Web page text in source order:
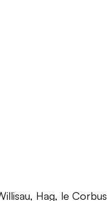
Hag, le